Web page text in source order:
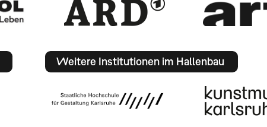
Weitere Institutionen im Hallenbau